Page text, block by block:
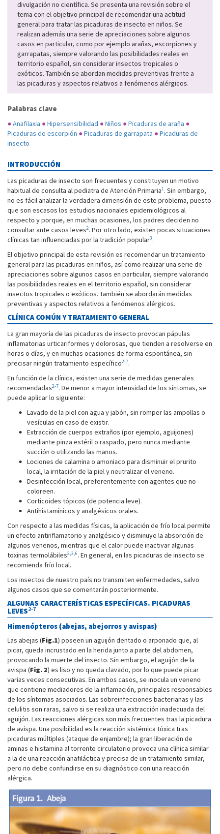
divulgación no científica. Se presenta una revisión sobre el
tema con el objetivo principal de recomendar una actitud
general para tratar las picaduras de insecto en niños. Se
realizan además una serie de apreciaciones sobre algunos
casos en particular, como por ejemplo arañas, escorpiones y
garrapatas, siempre valorando las posibilidades reales en
territorio español, sin considerar insectos tropicales o
exóticos. También se abordan medidas preventivas frente a
las picaduras y aspectos relativos a fenómenos alérgicos.
Palabras clave
●Anafilaxia ●Hipersensibilidad ●Niños ●Picaduras de araña ●
Picaduras de escorpión ●Picaduras de garrapata ●Picaduras de
insecto
INTRODUCCIÓN
Las picaduras de insecto son frecuentes y constituyen un motivo
habitual de consulta al pediatra de Atención Primaria1. Sin embargo,
no es fácil analizar la verdadera dimensión de este problema, puesto
que son escasos los estudios nacionales epidemiológicos al
respecto y porque, en muchas ocasiones, los padres deciden no
consultar ante casos leves2. Por otro lado, existen pocas situaciones
clínicas tan influenciadas por la tradición popular3.
El objetivo principal de esta revisión es recomendar un tratamiento
general para las picaduras en niños, así como realizar una serie de
apreciaciones sobre algunos casos en particular, siempre valorando
las posibilidades reales en el territorio español, sin considerar
insectos tropicales o exóticos. También se abordarán medidas
preventivas y aspectos relativos a fenómenos alérgicos.
CLÍNICA COMÚN Y TRATAMIENTO GENERAL
La gran mayoría de las picaduras de insecto provocan pápulas
inflamatorias urticariformes y dolorosas, que tienden a resolverse en
horas o días, y en muchas ocasiones de forma espontánea, sin
precisar ningún tratamiento específico2-7.
En función de la clínica, existen una serie de medidas generales
recomendadas2-7. De menor a mayor intensidad de los síntomas, se
puede aplicar lo siguiente:
Lavado de la piel con agua y jabón, sin romper las ampollas o
vesículas en caso de existir.
Extracción de cuerpos extraños (por ejemplo, aguijones)
mediante pinza estéril o raspado, pero nunca mediante
succión o utilizando las manos.
Lociones de calamina o amoniaco para disminuir el prurito
local, la irritación de la piel y neutralizar el veneno.
Desinfección local, preferentemente con agentes que no
coloreen.
Corticoides tópicos (de potencia leve).
Antihistamínicos y analgésicos orales.
Con respecto a las medidas físicas, la aplicación de frío local permite
un efecto antinflamatorio y analgésico y disminuye la absorción de
algunos venenos, mientras que el calor puede inactivar algunas
toxinas termolábiles2,3,6. En general, en las picaduras de insecto se
recomienda frío local.
Los insectos de nuestro país no transmiten enfermedades, salvo
algunos casos que se comentarán posteriormente.
ALGUNAS CARACTERÍSTICAS ESPECÍFICAS. PICADURAS
LEVES2-7
Himenópteros (abejas, abejorros y avispas)
Las abejas (Fig.1) poseen un aguijón dentado o arponado que, al
picar, queda incrustado en la herida junto a parte del abdomen,
provocando la muerte del insecto. Sin embargo, el aguijón de la
avispa (Fig. 2) es liso y no queda clavado, por lo que puede picar
varias veces consecutivas. En ambos casos, se inocula un veneno
que contiene mediadores de la inflamación, principales responsables
de los síntomas asociados. Las sobreinfecciones bacterianas y las
celulitis son raras, salvo si se realiza una extracción inadecuada del
aguijón. Las reacciones alérgicas son más frecuentes tras la picadura
de avispa. Una posibilidad es la reacción sistémica tóxica tras
picaduras múltiples (ataque de enjambre); la gran liberación de
aminas e histamina al torrente circulatorio provoca una clínica similar
a la de una reacción anafiláctica y precisa de un tratamiento similar,
pero no debe confundirse en su diagnóstico con una reacción
alérgica.